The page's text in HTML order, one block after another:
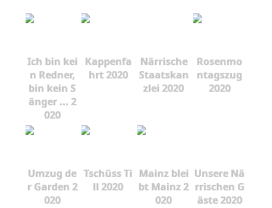
Ich bin kei
n Redner,
bin kein S
änger ... 2
020
Kappenfa
hrt 2020
Närrische
Staatskan
zlei 2020
Rosenmo
ntagszug
2020
Umzug de
r Garden 2
020
Tschüss Ti
ll 2020
Mainz blei
bt Mainz 2
020
Unsere Nä
rrischen G
äste 2020